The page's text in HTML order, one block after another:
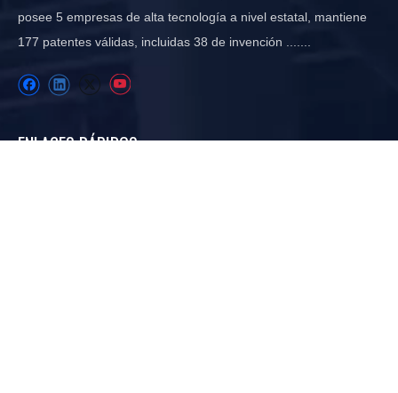
posee 5 empresas de alta tecnología a nivel estatal, mantiene
177 patentes válidas, incluidas 38 de invención .......
ENLACES RÁPIDOS